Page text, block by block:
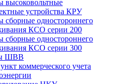
высоковольтные
устройства КРУ
сборные одностороннего
КСО серии 200
сборные одностороннего
КСО серии 300
ШВВ
коммерческого учета